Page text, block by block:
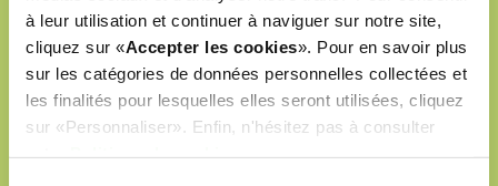
à leur utilisation et continuer à naviguer sur notre site,
cliquez sur «Accepter les cookies». Pour en savoir plus
sur les catégories de données personnelles collectées et
les finalités pour lesquelles elles seront utilisées, cliquez
sur «Personnaliser». Enfin, n'hésitez pas à consulter
formulés sans colorants artificiels
formulés sans OGM ni soja
labellisés Cruelty Free